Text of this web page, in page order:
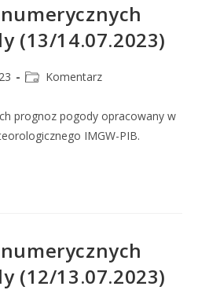
(13/14.07.2023)
Komentarz
prognoz pogody opracowany w
IMGW-PIB.
(12/13.07.2023)